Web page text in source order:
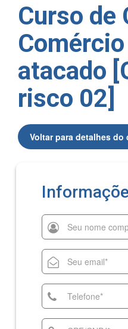
Curso de
atacado
risco 02]
Voltar para detalhes do